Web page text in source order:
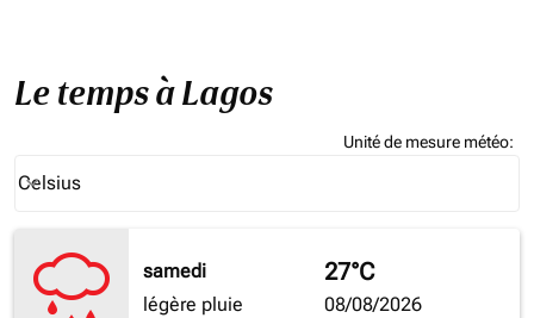
Le temps à Lagos
Unité de mesure météo:
Celsius
keyboard_arrow_down
samedi
légère pluie
27°C
08/08/2026